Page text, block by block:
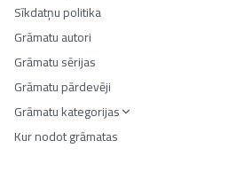
Sīkdatņu politika
Grāmatu autori
Grāmatu sērijas
Grāmatu pārdevēji
Grāmatu kategorijas
Kur nodot grāmatas